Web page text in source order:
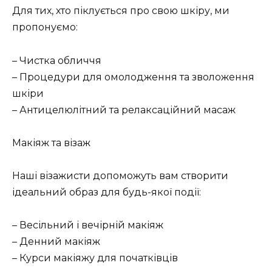
Для тих, хто піклується про свою шкіру, ми
пропонуємо:
– Чистка обличчя
– Процедури для омолодження та зволоження
шкіри
– Антицелюлітний та релаксаційний масаж
Макіяж та візаж
Наші візажисти допоможуть вам створити
ідеальний образ для будь-якої події:
– Весільний і вечірній макіяж
– Денний макіяж
– Курси макіяжу для початківців